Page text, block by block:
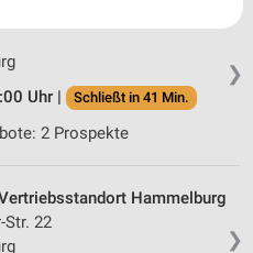
❯
Uhr |
Schließt in 41 Min.
2 Prospekte
❯
Hammelburg
Str. 22
zur Auswahl von